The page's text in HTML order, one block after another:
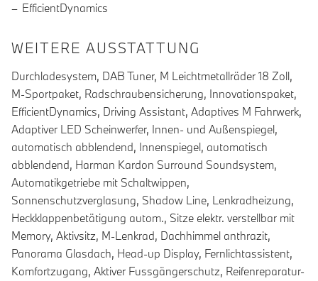
EfficientDynamics
WEITERE AUSSTATTUNG
Durchladesystem, DAB Tuner, M Leichtmetallräder 18 Zoll,
M-Sportpaket, Radschraubensicherung, Innovationspaket,
EfficientDynamics, Driving Assistant, Adaptives M Fahrwerk,
Adaptiver LED Scheinwerfer, Innen- und Außenspiegel,
automatisch abblendend, Innenspiegel, automatisch
abblendend, Harman Kardon Surround Soundsystem,
Automatikgetriebe mit Schaltwippen,
Sonnenschutzverglasung, Shadow Line, Lenkradheizung,
Heckklappenbetätigung autom., Sitze elektr. verstellbar mit
Memory, Aktivsitz, M-Lenkrad, Dachhimmel anthrazit,
Panorama Glasdach, Head-up Display, Fernlichtassistent,
Komfortzugang, Aktiver Fussgängerschutz, Reifenreparatur-